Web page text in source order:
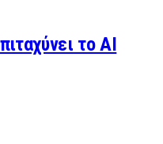
το AI